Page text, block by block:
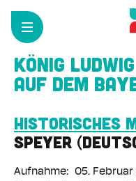
Direkt
Inhalt
König
auf dem
Historisches
Speyer
Aufnahme
05. Februar